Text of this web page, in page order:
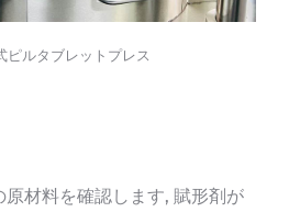
ピルタブレットプレス
材料を確認します, 賦形剤が